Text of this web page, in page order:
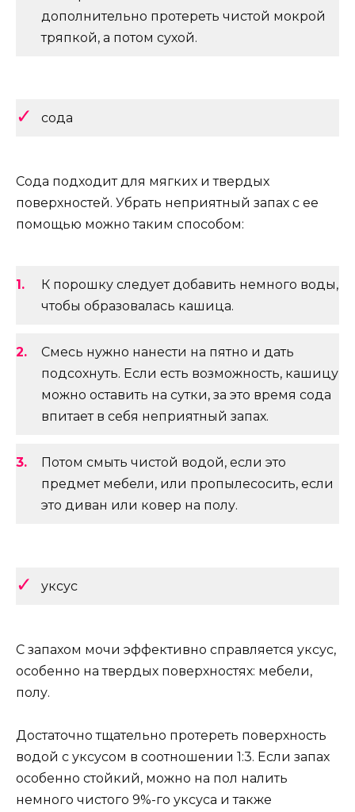
дополнительно протереть чистой мокрой
тряпкой, а потом сухой.
сода
Сода подходит для мягких и твердых
поверхностей. Убрать неприятный запах с ее
помощью можно таким способом:
К порошку следует добавить немного воды,
чтобы образовалась кашица.
Смесь нужно нанести на пятно и дать
подсохнуть. Если есть возможность, кашицу
можно оставить на сутки, за это время сода
впитает в себя неприятный запах.
Потом смыть чистой водой, если это
предмет мебели, или пропылесосить, если
это диван или ковер на полу.
уксус
С запахом мочи эффективно справляется уксус,
особенно на твердых поверхностях: мебели,
полу.
Достаточно тщательно протереть поверхность
водой с уксусом в соотношении 1:3. Если запах
особенно стойкий, можно на пол налить
немного чистого 9%-го уксуса и также